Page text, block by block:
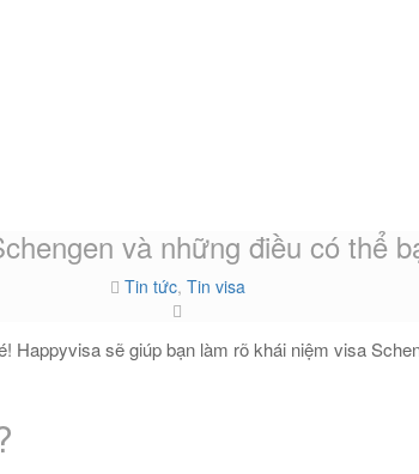
và những điều có thể
Tin tức, Tin visa
Happyvisa sẽ giúp bạn làm rõ khái niệm visa